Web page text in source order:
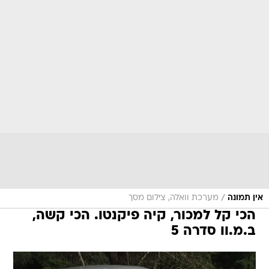
אין תמונה / מערכת וואלה, צילום מסך
הכי קל למכור, קיה פיקנטו. הכי קשה,
ב.מ.וו סדרה 5